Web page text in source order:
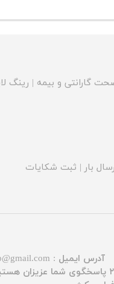
گارانتی و بیمه | رینگ
بار | ثبت شکایات
آدرس ایمیل :